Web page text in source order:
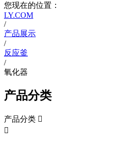
您现在的位置：
LY.COM
/
产品展示
/
反应釜
/
氧化器
产品分类
产品分类 
